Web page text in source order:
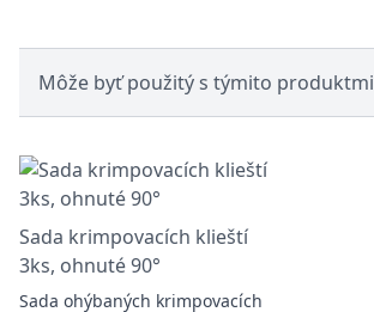
Môže byť použitý s týmito produktmi
Sada krimpovacích klieští
3ks, ohnuté 90°
Sada ohýbaných krimpovacích